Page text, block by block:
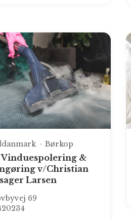
Børkop
Vinduespolering &
v/Christian
Larsen
69